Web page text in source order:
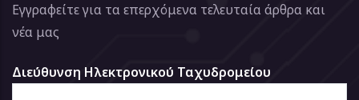
Εγγραφείτε για τα επερχόμενα τελευταία άρθρα και
νέα μας
Διεύθυνση Ηλεκτρονικού Ταχυδρομείου